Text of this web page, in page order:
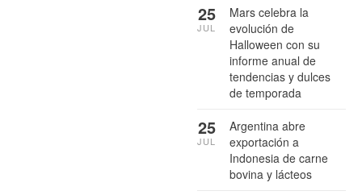
Mars celebra la
evolución de
Halloween con su
informe anual de
tendencias y dulces
de temporada
25
JUL
Argentina abre
exportación a
Indonesia de carne
bovina y lácteos
25
JUL